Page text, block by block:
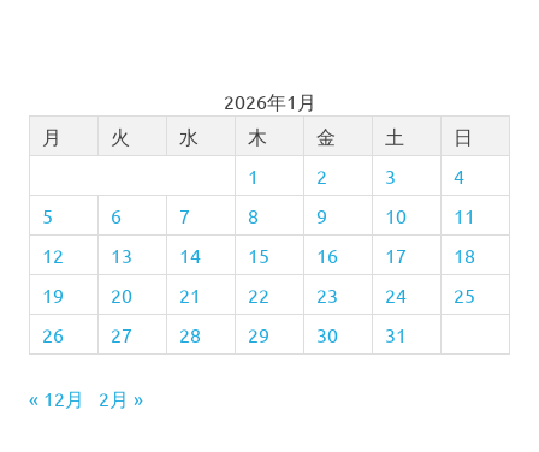
式
成
式
の
振
袖
袖
袖
2026年1月
月
火 水 木 金 土
日
1
2 3
4
5
6 7 8 9 10
11
12
13 14 15 16 17
18
19
20 21 22 23 24
25
26
27 28 29 30 31
« 12月 2月 »